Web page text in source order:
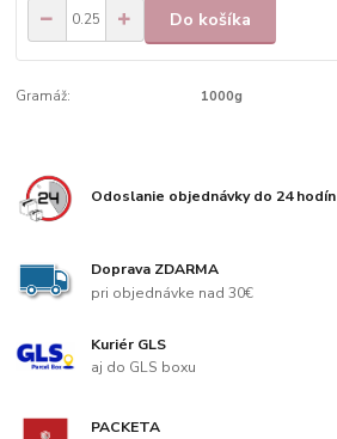
Do košíka
Gramáž: 1000g
Odoslanie objednávky do 24 hodín
Doprava ZDARMA
pri objednávke nad 30€
Kuriér GLS
aj do GLS boxu
PACKETA